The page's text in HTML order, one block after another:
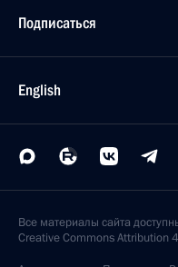
Подписаться
English
Все материалы сайта
Creative Commons Attribution